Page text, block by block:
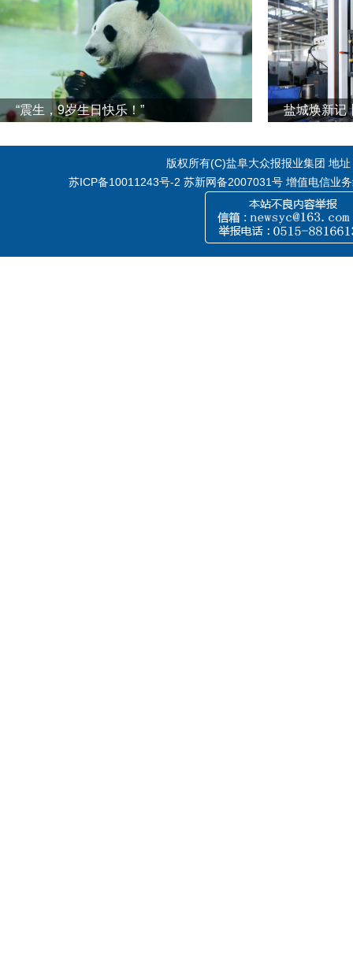
“震生，9岁生日快乐！”
版权所有(C)盐阜大众报报业集团 地
苏ICP备10011243号-2 苏新网备2007031号 增值电信业